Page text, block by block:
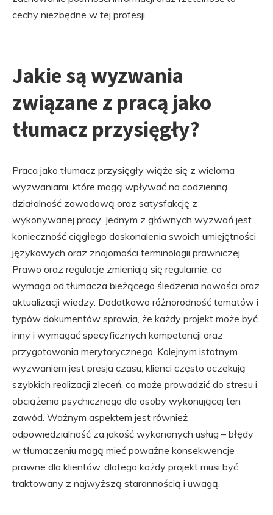
cechy niezbędne w tej profesji.
Jakie są wyzwania
związane z pracą jako
tłumacz przysięgły?
Praca jako tłumacz przysięgły wiąże się z wieloma
wyzwaniami, które mogą wpływać na codzienną
działalność zawodową oraz satysfakcję z
wykonywanej pracy. Jednym z głównych wyzwań jest
konieczność ciągłego doskonalenia swoich umiejętności
językowych oraz znajomości terminologii prawniczej.
Prawo oraz regulacje zmieniają się regularnie, co
wymaga od tłumacza bieżącego śledzenia nowości oraz
aktualizacji wiedzy. Dodatkowo różnorodność tematów i
typów dokumentów sprawia, że każdy projekt może być
inny i wymagać specyficznych kompetencji oraz
przygotowania merytorycznego. Kolejnym istotnym
wyzwaniem jest presja czasu; klienci często oczekują
szybkich realizacji zleceń, co może prowadzić do stresu i
obciążenia psychicznego dla osoby wykonującej ten
zawód. Ważnym aspektem jest również
odpowiedzialność za jakość wykonanych usług – błędy
w tłumaczeniu mogą mieć poważne konsekwencje
prawne dla klientów, dlatego każdy projekt musi być
traktowany z najwyższą starannością i uwagą.